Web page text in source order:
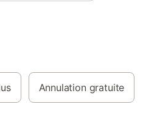
Annulation gratuite